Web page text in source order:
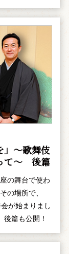
」～歌舞伎
て～ 後篇
の舞台で使わ
の場所で、
が始まりまし
篇も公開！